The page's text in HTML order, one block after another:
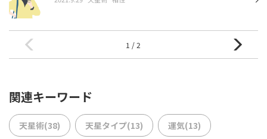
1 / 2
関連キーワード
天星術(38) 天星タイプ(13) 運気(13)